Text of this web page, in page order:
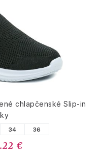
chlapčenské Slip-in
34 36
€